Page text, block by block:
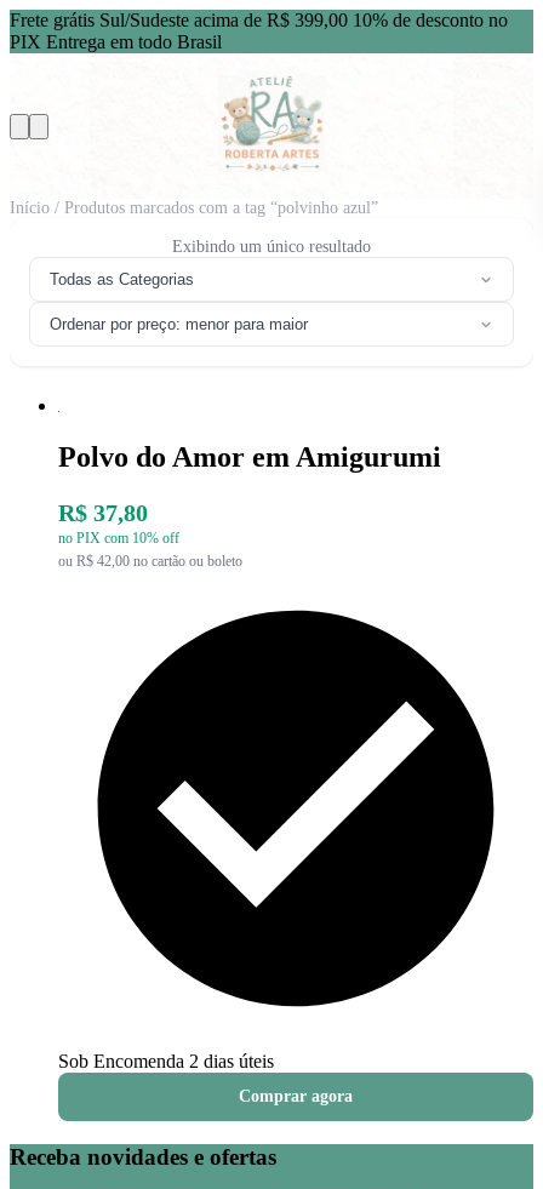
Frete grátis Sul/Sudeste acima de R$ 399,00 10% de desconto no
PIX Entrega em todo Brasil
Início / Produtos marcados com a tag “polvinho azul”
Exibindo um único resultado
Todas as Categorias
Ordenar por preço: menor para maior
Polvo do Amor em Amigurumi
R$ 37,80
no PIX com 10% off
ou R$ 42,00 no cartão ou boleto
Sob Encomenda 2 dias úteis
Comprar agora
Receba novidades e ofertas